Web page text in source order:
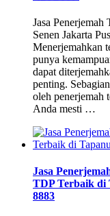
Jasa
Senen Jakarta
Menerjemahkan
punya
dapat
penting.
oleh penerjemah
Anda mesti …
Jasa
TDP Terbaik di
8883